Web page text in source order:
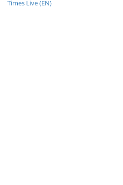
Times Live (EN)